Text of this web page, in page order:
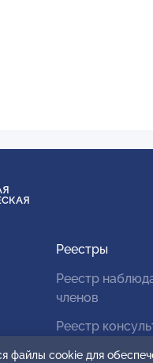
Реестры
Реестр
членов
Реестр
файлы cookie для